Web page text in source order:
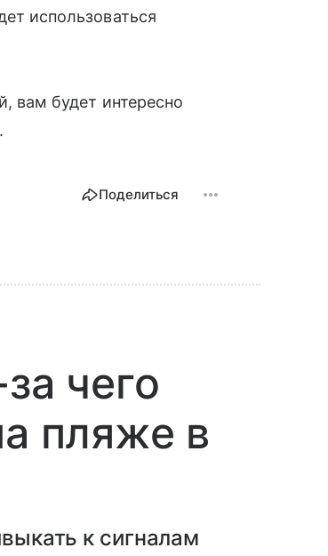
использоваться
вам будет интересно
.
Поделиться
чего
пляже в
к сигналам